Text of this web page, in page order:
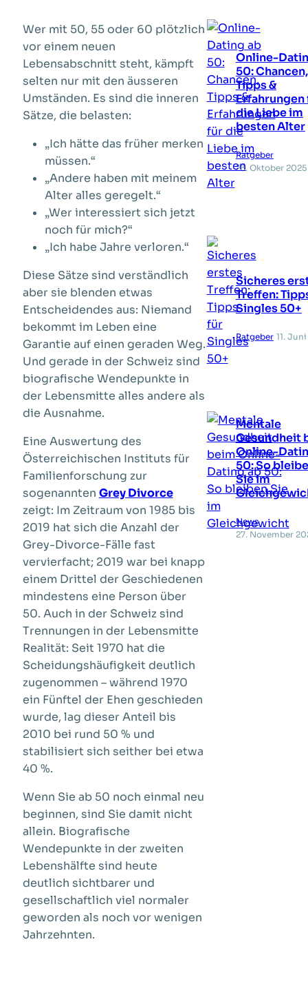
Wer mit 50, 55 oder 60 plötzlich
vor einem neuen
Lebensabschnitt steht, kämpft
selten nur mit den äusseren
Umständen. Es sind die inneren
Sätze, die belasten:
„Ich hätte das früher merken
müssen.“
„Andere haben mit meinem
Alter alles geregelt.“
„Wer interessiert sich jetzt
noch für mich?“
„Ich habe Jahre verloren.“
Diese Sätze sind verständlich
aber sie blenden etwas
Entscheidendes aus: Niemand
bekommt im Leben eine
Garantie auf einen geraden Weg.
Und gerade in der Schweiz sind
biografische Wendepunkte in
der Lebensmitte alles andere als
die Ausnahme.
Eine Auswertung des
Österreichischen Instituts für
Familienforschung zur
sogenannten Grey Divorce
zeigt: Im Zeitraum von 1985 bis
2019 hat sich die Anzahl der
Grey-Divorce-Fälle fast
vervierfacht; 2019 war bei knapp
einem Drittel der Geschiedenen
mindestens eine Person über
50. Auch in der Schweiz sind
Trennungen in der Lebensmitte
Realität: Seit 1970 hat die
Scheidungshäufigkeit deutlich
zugenommen – während 1970
ein Fünftel der Ehen geschieden
wurde, lag dieser Anteil bis
2010 bei rund 50 % und
stabilisiert sich seither bei etwa
40 %.
Wenn Sie ab 50 noch einmal neu
beginnen, sind Sie damit nicht
allein. Biografische
Wendepunkte in der zweiten
Lebenshälfte sind heute
deutlich sichtbarer und
gesellschaftlich viel normaler
geworden als noch vor wenigen
Jahrzehnten.
Online-
50: Chancen,
Tipps &
Erfahrungen
die Liebe im
besten Alter
Ratgeber
23. Oktober 2025
Sicheres
Treffen:
Singles 50+
Ratgeber 11.
Mentale
Gesundheit
Online-
50: So
Sie im
News
27. November